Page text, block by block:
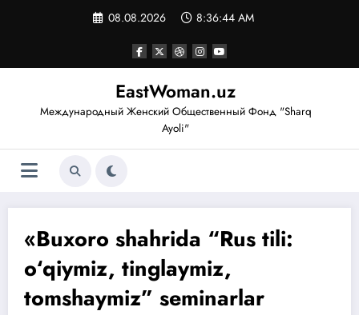
08.08.2026 8:36:44 AM
EastWoman.uz
Международный Женский Общественный Фонд "Sharq
Ayoli"
«Buxoro shahrida “Rus tili:
o‘qiymiz, tinglaymiz,
tomshaymiz” seminarlar